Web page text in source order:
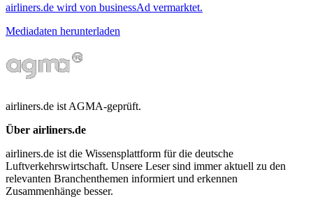
airliners.de wird von businessAd vermarktet.
Mediadaten herunterladen
airliners.de ist AGMA-geprüft.
Über airliners.de
airliners.de ist die Wissensplattform für die deutsche
Luftverkehrswirtschaft. Unsere Leser sind immer aktuell zu den
relevanten Branchenthemen informiert und erkennen
Zusammenhänge besser.